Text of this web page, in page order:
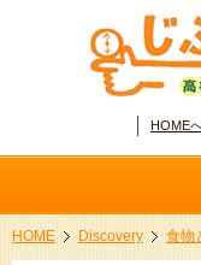
HOME
ホーム
HOME Discovery 食物